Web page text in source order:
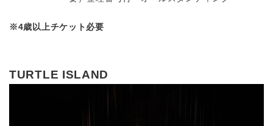
※4歳以上チケット必要
TURTLE ISLAND